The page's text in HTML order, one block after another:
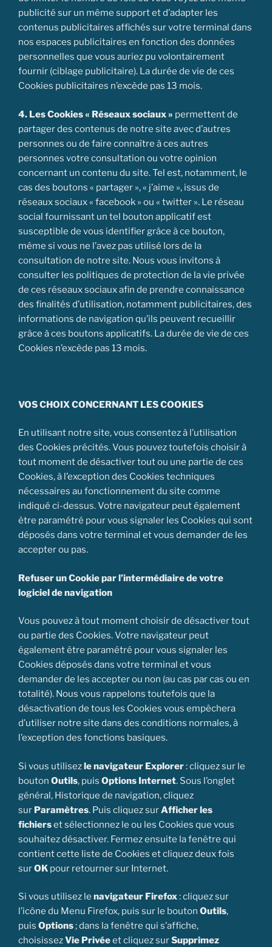
publicité sur un même support et d’adapter les
contenus publicitaires affichés sur votre terminal dans
nos espaces publicitaires en fonction des données
personnelles que vous auriez pu volontairement
fournir (ciblage publicitaire). La durée de vie de ces
Cookies publicitaires n’excède pas 13 mois.
4. Les Cookies « Réseaux sociaux » permettent de
partager des contenus de notre site avec d’autres
personnes ou de faire connaître à ces autres
personnes votre consultation ou votre opinion
concernant un contenu du site. Tel est, notamment, le
cas des boutons « partager », « j’aime », issus de
réseaux sociaux « facebook » ou « twitter ». Le réseau
social fournissant un tel bouton applicatif est
susceptible de vous identifier grâce à ce bouton,
même si vous ne l’avez pas utilisé lors de la
consultation de notre site. Nous vous invitons à
consulter les politiques de protection de la vie privée
de ces réseaux sociaux afin de prendre connaissance
des finalités d’utilisation, notamment publicitaires, des
informations de navigation qu’ils peuvent recueillir
grâce à ces boutons applicatifs. La durée de vie de ces
Cookies n’excède pas 13 mois.
VOS CHOIX CONCERNANT LES COOKIES
En utilisant notre site, vous consentez à l’utilisation
des Cookies précités. Vous pouvez toutefois choisir à
tout moment de désactiver tout ou une partie de ces
Cookies, à l’exception des Cookies techniques
nécessaires au fonctionnement du site comme
indiqué ci-dessus. Votre navigateur peut également
être paramétré pour vous signaler les Cookies qui sont
déposés dans votre terminal et vous demander de les
accepter ou pas.
Refuser un Cookie par l’intermédiaire de votre
logiciel de navigation
Vous pouvez à tout moment choisir de désactiver tout
ou partie des Cookies. Votre navigateur peut
également être paramétré pour vous signaler les
Cookies déposés dans votre terminal et vous
demander de les accepter ou non (au cas par cas ou en
totalité). Nous vous rappelons toutefois que la
désactivation de tous les Cookies vous empêchera
d’utiliser notre site dans des conditions normales, à
l’exception des fonctions basiques.
Si vous utilisezle navigateur Explorer: cliquez sur le
bouton Outils, puis Options Internet. Sous l’onglet
général, Historique de navigation, cliquez
sur Paramètres. Puis cliquez surAfficher les
fichierset sélectionnez le ou les Cookies que vous
souhaitez désactiver. Fermez ensuite la fenêtre qui
contient cette liste de Cookies et cliquez deux fois
surOK pour retourner sur Internet.
Si vous utilisez le navigateur Firefox: cliquez sur
l’icône du Menu Firefox, puis sur le bouton Outils,
puis Options; dans la fenêtre qui s’affiche,
choisissezVie Privéeet cliquez surSupprimez